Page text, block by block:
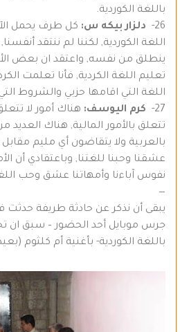
باللغة الكوردية.
26-
دلزار بيكه س: كل طرف يحمل
اللغة الكوردية, لكننا لم ننتقد
ينطلق من نفسه, واعتقد ان بعض
تعليم اللغة الكردية, فأنا تعلمت
اللغة التي اقامها حزبي والشروط
27-
كرم اليوسف: هناك أمور لا
تتعلق بالأمور المالية, هناك العديد
بالعربية ولا يتقاضون أي مليم
عشقنا وحبنا للغتنا, وباعتقادي أن
نفوس آباءنا وأمهاتنا عشق وحب
—
يبقى أن نذكر عن حادثة طريفة حدثت
جرس موبايل أحد الحضور – سبق ان
باللغة الكوردية- بأغنية أم كلثوم